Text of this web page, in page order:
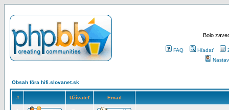
Bolo
FAQ Hľadať
Obsah fóra hifi.slovanet.sk
# Užívateľ Email